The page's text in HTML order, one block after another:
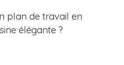
plan de travail en
élégante ?